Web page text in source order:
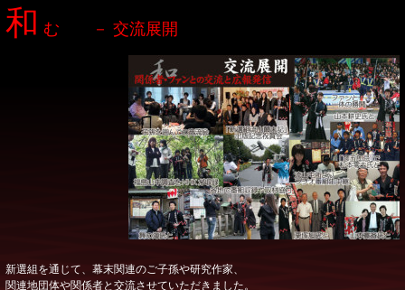
和 む － 交流展開
新選組を通じて、幕末関連のご子孫や研究作家、
関連地団体や関係者と交流させていただきました。